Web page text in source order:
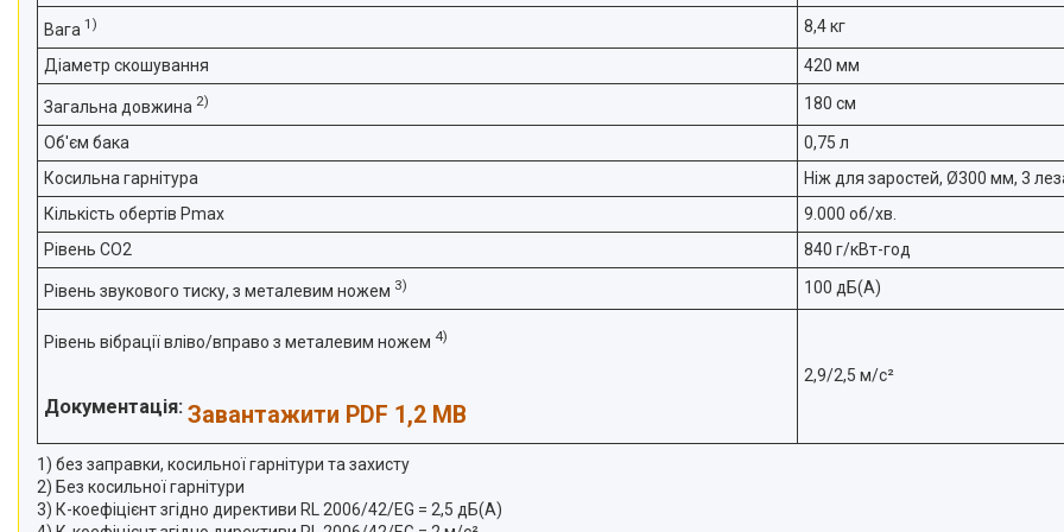
Вага 1) 8,4 кг
Діаметр скошування 420 мм
Загальна довжина 2) 180 см
Об'єм бака
0,75 л
Косильна гарнітура
Ніж для заростей, Ø300 мм, 3
Кількість обертів Pmax
9.000 об/хв.
Рівень CO2
840 г/кВт-год
Рівень звукового тиску, з металевим ножем 3) 100 дБ(А)
Рівень вібрації вліво/вправо з металевим ножем 4)
Документація: Завантажити PDF 1,2 MB
2,9/2,5 м/с²
1) без заправки, косильної гарнітури та захисту
2) Без косильної гарнітури
3) К-коефіцієнт згідно директиви RL 2006/42/EG = 2,5 дБ(А)